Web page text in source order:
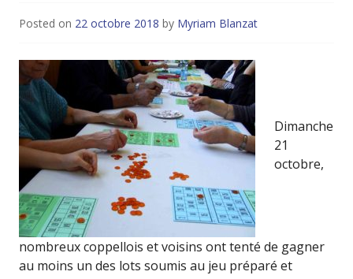
Posted on 22 octobre 2018 by Myriam Blanzat
Dimanche
21
octobre,
nombreux coppellois et voisins ont tenté de gagner
au moins un des lots soumis au jeu préparé et